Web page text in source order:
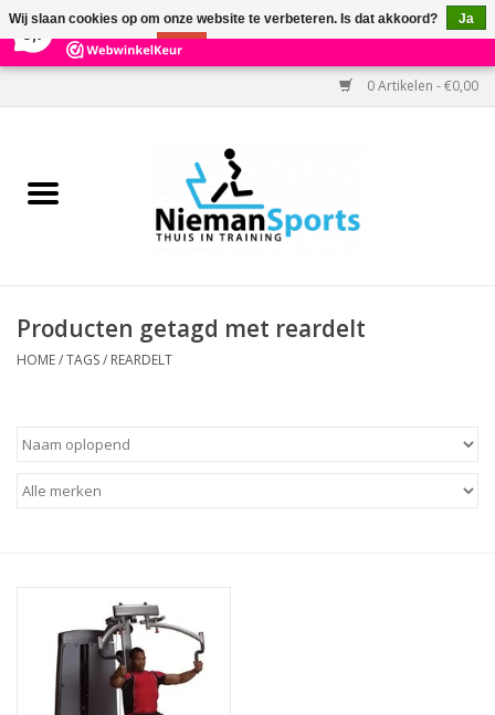
303 Reviews ×
0 Artikelen - €0,00
Home
Kracht
Contact
Producten getagd met reardelt
HOME/TAGS/ REARDELT
Wij slaan cookies op om onze website te verbeteren. Is dat akkoord?
Ja
Nee